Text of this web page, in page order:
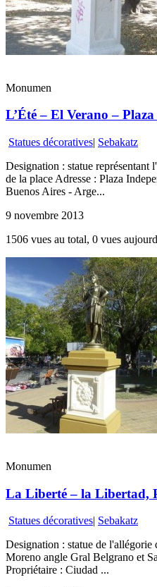
Monumen
L’Été – El Verano –
Statues décoratives| Sebakatz
Designation : statue représentant
de la place Adresse : Plaza
Buenos Aires - Arge...
9 novembre 2013
1506 vues au total, 0 vues
Monumen
La Liberté – la Libertad,
Statues décoratives| Sebakatz
Designation : statue de l'allégorie
Moreno angle Gral Belgrano et
Propriétaire : Ciudad ...